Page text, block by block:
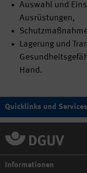
Auswahl und
Ausrüstungen,
Lagerung und
Hand.
Quicklinks und Services
Informationen